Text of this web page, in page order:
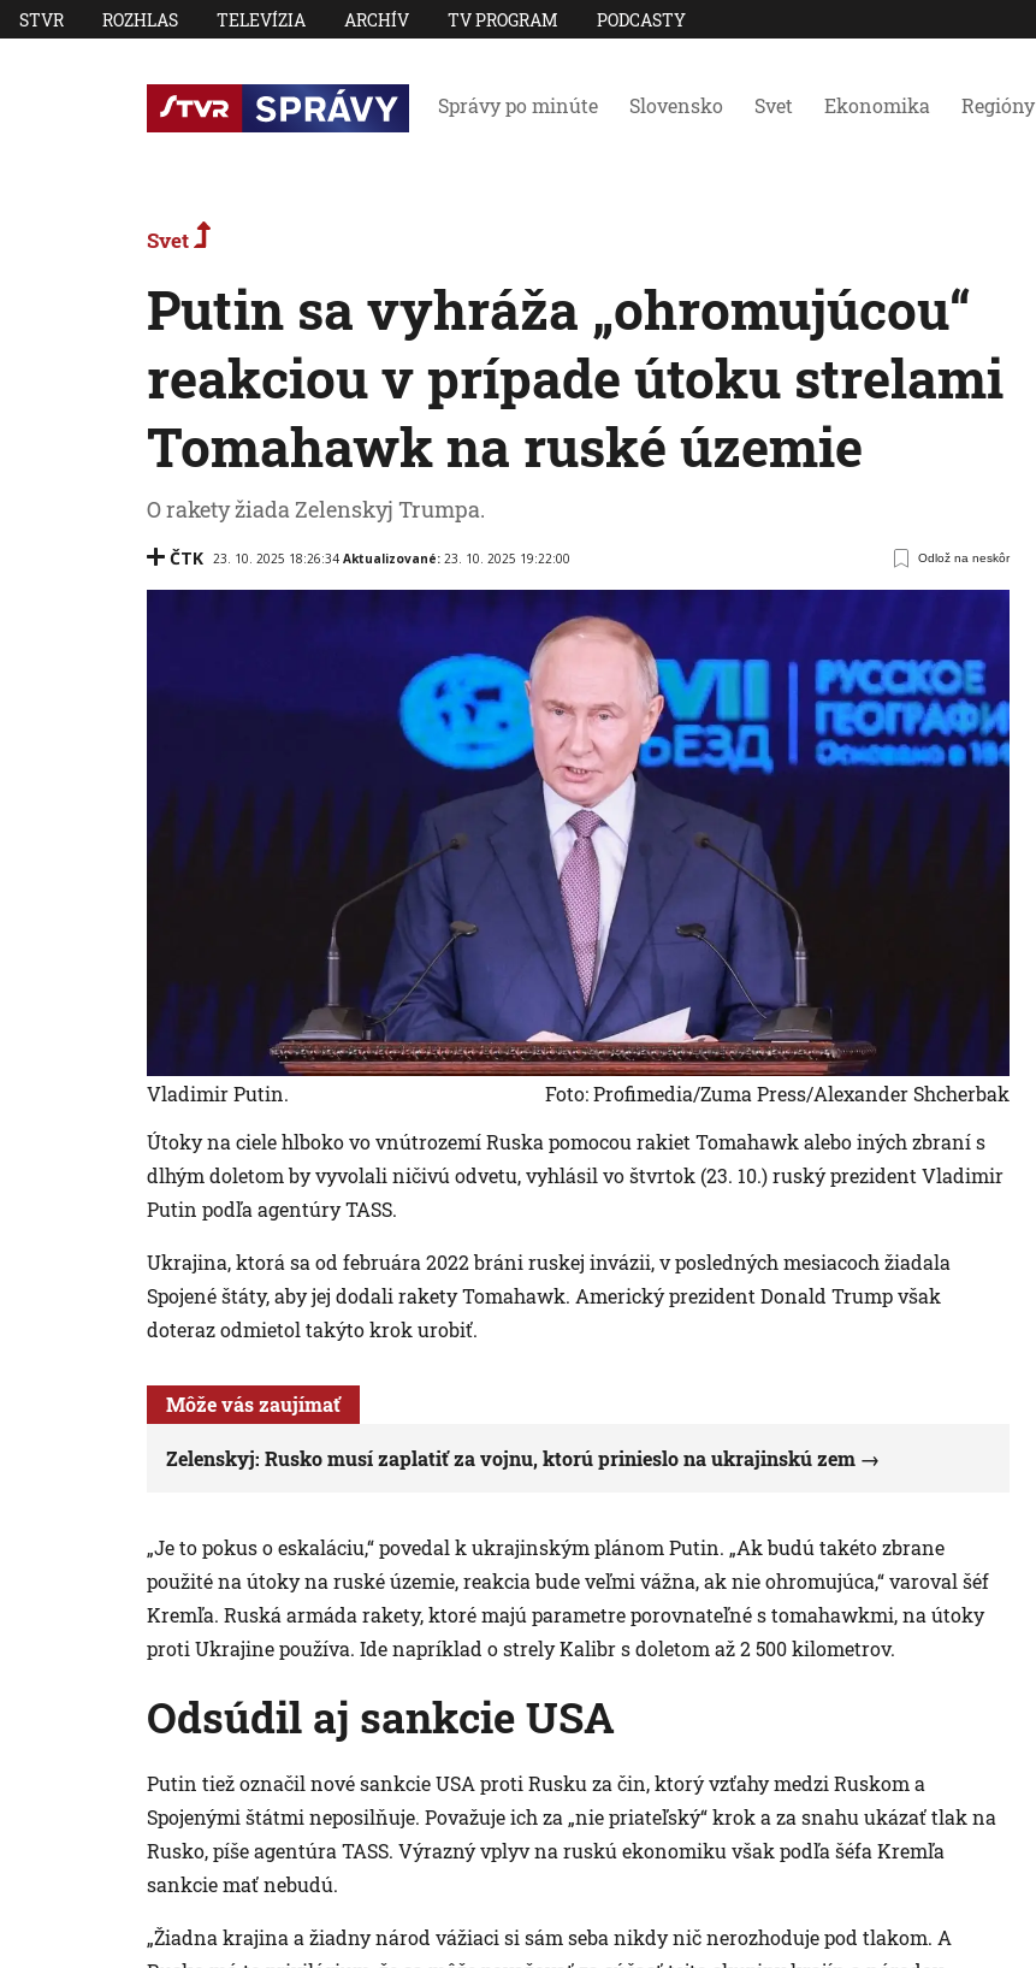
STVR ROZHLAS TELEVÍZIA ARCHÍV TV PROGRAM PODCASTY
Správy po minúte Slovensko Svet Ekonomika Regióny
Svet
Putin sa vyhráža „ohromujúcou“
reakciou v prípade útoku strelami
Tomahawk na ruské územie
O rakety žiada Zelenskyj Trumpa.
ČTK 23. 10. 2025 18:26:34 Aktualizované: 23. 10. 2025 19:22:00 Odlož na neskôr
Vladimir Putin.
Foto: Profimedia/Zuma Press/Alexander Shcherbak
Útoky na ciele hlboko vo vnútrozemí Ruska pomocou rakiet Tomahawk alebo iných zbraní s
dlhým doletom by vyvolali ničivú odvetu, vyhlásil vo štvrtok (23. 10.) ruský prezident Vladimir
Putin podľa agentúry TASS.
Ukrajina, ktorá sa od februára 2022 bráni ruskej invázii, v posledných mesiacoch žiadala
Spojené štáty, aby jej dodali rakety Tomahawk. Americký prezident Donald Trump však
doteraz odmietol takýto krok urobiť.
Môže vás zaujímať
Zelenskyj: Rusko musí zaplatiť za vojnu, ktorú prinieslo na ukrajinskú zem
„Je to pokus o eskaláciu,“ povedal k ukrajinským plánom Putin. „Ak budú takéto zbrane
použité na útoky na ruské územie, reakcia bude veľmi vážna, ak nie ohromujúca,“ varoval šéf
Kremľa. Ruská armáda rakety, ktoré majú parametre porovnateľné s tomahawkmi, na útoky
proti Ukrajine používa. Ide napríklad o strely Kalibr s doletom až 2 500 kilometrov.
Odsúdil aj sankcie USA
Putin tiež označil nové sankcie USA proti Rusku za čin, ktorý vzťahy medzi Ruskom a
Spojenými štátmi neposilňuje. Považuje ich za „nie priateľský“ krok a za snahu ukázať tlak na
Rusko, píše agentúra TASS. Výrazný vplyv na ruskú ekonomiku však podľa šéfa Kremľa
sankcie mať nebudú.
„Žiadna krajina a žiadny národ vážiaci si sám seba nikdy nič nerozhoduje pod tlakom. A